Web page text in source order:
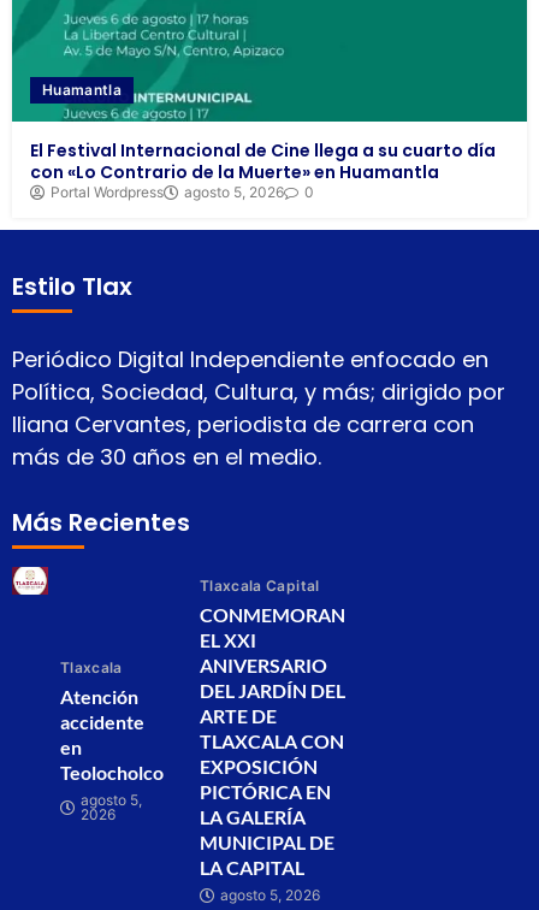
Huamantla
El Festival Internacional de Cine llega a su cuarto día
con «Lo Contrario de la Muerte» en Huamantla
Portal Wordpress agosto 5, 2026 0
Estilo Tlax
Periódico Digital Independiente enfocado en
Política, Sociedad, Cultura, y más; dirigido por
Iliana Cervantes, periodista de carrera con
más de 30 años en el medio.
Más Recientes
Tlaxcala
Atención
accidente
en
Teolocholco
agosto 5,
2026
Tlaxcala Capital
CONMEMORAN
EL XXI
ANIVERSARIO
DEL JARDÍN DEL
ARTE DE
TLAXCALA CON
EXPOSICIÓN
PICTÓRICA EN
LA GALERÍA
MUNICIPAL DE
LA CAPITAL
agosto 5, 2026